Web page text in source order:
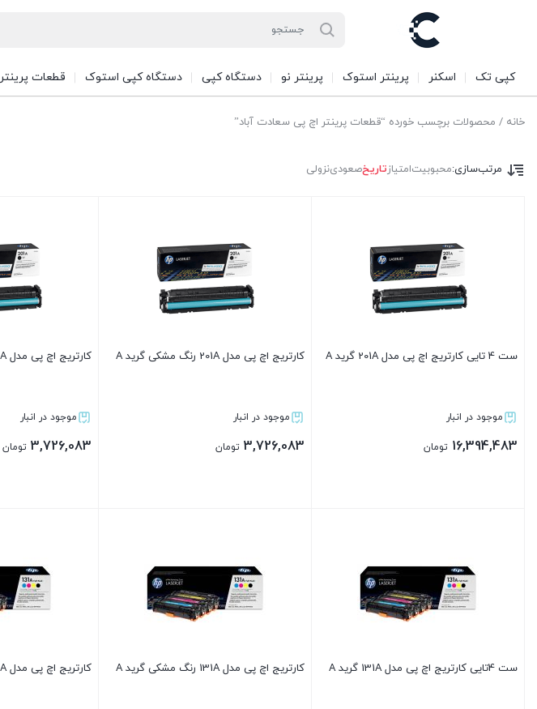
کپی تک اسکنر پرینتر استوک پرینتر نو دستگاه کپی دستگاه کپی استوک قطعات پرینتر
خانه / محصولات برچسب خورده “قطعات پرینتر اچ پی سعادت آباد”
مرتب‌سازی:محبوبیتامتیازتاریخصعودینزولی
ست 4 تایی کارتریج اچ پی مدل 201A گرید A
موجود در انبار
16,394,483 تومان
کارتریج اچ پی مدل 201A رنگ مشکی گرید A
موجود در انبار
3,726,083 تومان
کارتریج اچ پی مدل 201A رنگ قرمز گرید A
موجود در انبار
3,726,083 تومان
ست 4تایی کارتریج اچ پی مدل 131A گرید A کارتریج اچ پی مدل 131A رنگ مشکی گرید A کارتریج اچ پی مدل 131A رنگ قرمز گرید A